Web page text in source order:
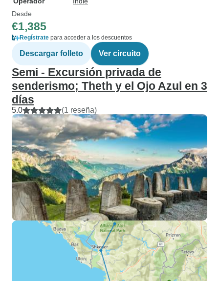
Desde
€1,385
Regístrate para acceder a los descuentos
Descargar folleto Ver circuito
Semi - Excursión privada de
senderismo; Theth y el Ojo Azul en 3
días
5.0 (1 reseña)